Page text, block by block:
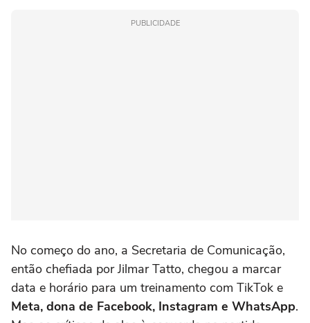
PUBLICIDADE
No começo do ano, a Secretaria de Comunicação,
então chefiada por Jilmar Tatto, chegou a marcar
data e horário para um treinamento com TikTok e
Meta, dona de Facebook, Instagram e WhatsApp.